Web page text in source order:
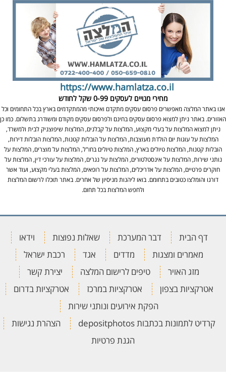
https://www.hamlatza.co.il
מחירי מנויים לעסקים 0-99 שקל לחודש
אנו באתר המלצה מאפשרים פרסום עסקים מתקדם ואיכותי מהמתקדמים בארץ בכל התחומים וכל
האזורים. באתר ניתן למצוא פרסום עסקים בחינם ולפרסום עסקים מקודם ומשודרג בתשלום. כמו כן
ניתן למצוא המלצות על בעלי מקצוע, המלצות על קבלנים, המלצות שיפוצניק לבית ולמשרד,
המלצות על עוגות יום הולדת מעוצבות, המלצות על הובלות קטנות, המלצות הובלות דירות,
הובלות קטנות, המלצות טיולים בארץ, המלצות טיולים בחו"ל, המלצות על מוצרים, המלצות על
נותני שירות, המלצות על אינסטלטורים, המלצות על נגרים, המלצות על עורכי דין, המלצות על
חוקרים פרטיים, המלצות על אדריכלים, המלצות על רופאים, המלצות בעלי מקצוע, ועוד אשר
דורגו והומלצו כטובים בתחומם. בואו ליהנות מניסיון של אחרים. באתר תוכלו לרשום המלצות
ולחפש המלצות בכל תחום.
דף הבית דבר המערכת שאלות נפוצות
וידאו
מאמרים ומצגות
מדדים אגד
רכבת ישראל
מזג האויר
טיפים לרישום המלצה
יצירת קשר
אטרקציות בצפון
אטרקציות במרכז
אטרקציות בדרום
הפקת אירועים ונותני שירות
קרדיט לתמונות בכתבות depositphotos
הצהרת נגישות
הגנת פרטיות